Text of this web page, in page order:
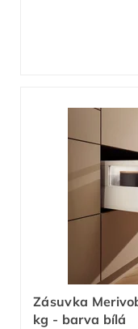
Zásuvka
kg - barva bílá